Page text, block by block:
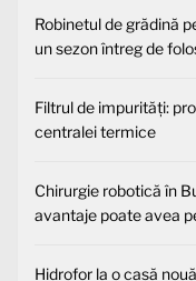
Robinetul de grădină
un sezon întreg de
Filtrul de impurități:
centralei termice
Chirurgie robotică în
avantaje poate avea
Hidrofor la o casă